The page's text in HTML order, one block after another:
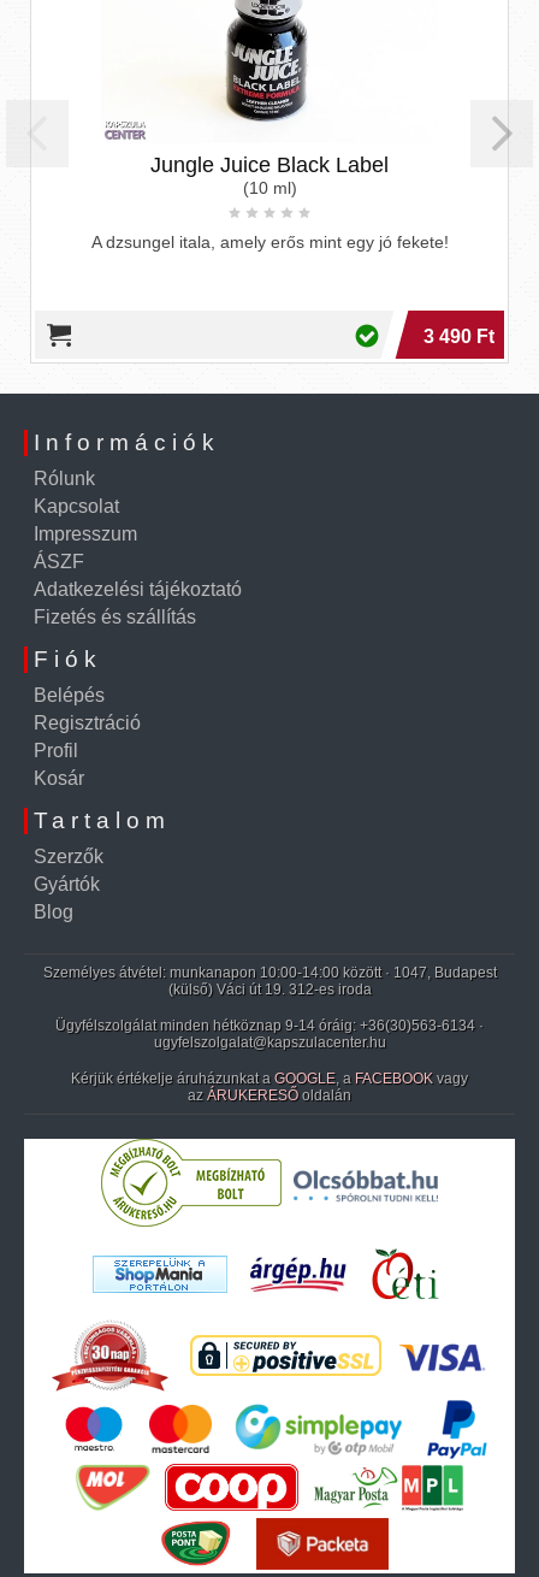
Jungle Juice Black Label
(10 ml)
A dzsungel itala, amely erős mint egy jó fekete!
3 490 Ft
Információk
Rólunk
Kapcsolat
Impresszum
ÁSZF
Adatkezelési tájékoztató
Fizetés és szállítás
Fiók
Belépés
Regisztráció
Profil
Kosár
Tartalom
Szerzők
Gyártók
Blog
Személyes átvétel: munkanapon 10:00-14:00 között · 1047, Budapest
(külső) Váci út 19. 312-es iroda
Ügyfélszolgálat minden hétköznap 9-14 óráig: +36(30)563-6134 ·
ugyfelszolgalat@kapszulacenter.hu
Kérjük értékelje áruházunkat a GOOGLE, a FACEBOOK vagy
az ÁRUKERESŐ oldalán